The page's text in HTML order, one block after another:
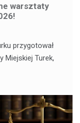
warsztaty
przygotował
Miejskiej Turek,